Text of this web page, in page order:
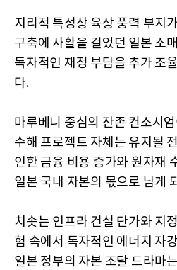
지리적 특성상 육상 풍력 부지
구축에 사활을 걸었던 일본 소
독자적인 재정 부담을 추가 조
다.
마루베니 중심의 잔존 컨소시
수해 프로젝트 자체는 유지될
인한 금융 비용 증가와 원자재
일본 국내 자본의 몫으로 남게
치솟는 인프라 건설 단가와 지
험 속에서 독자적인 에너지 자
일본 정부의 자본 조달 드라마